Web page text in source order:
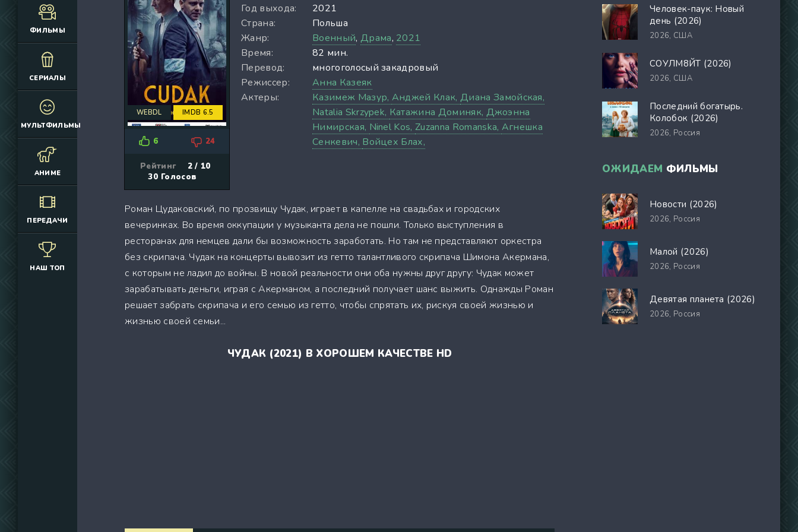
ФИЛЬМЫ
(12925)
(4392)
(6692)
(2645)
(2752)
(2164)
(10686)
(7063)
(3006)
(308)
(4415)
(3222)
(3576)
(576)
(34291)
(39129)
(737)
СЕРИАЛЫ
(3076)
(2166)
(660)
(1830)
(324)
(884)
(12174)
(335)
МУЛЬТФИЛЬМЫ
АНИМЕ
ПЕРЕДАЧИ
НАШ ТОП
WEBDL IMDB 6.5
6 24
Рейтинг
2 / 10
30 Голосов
Год выхода:
2021
Страна:
Польша
Жанр:
Военный, Драма, 2021
Время:
82 мин.
Перевод:
многоголосый закадровый
Режиссер:
Анна Казеяк
Актеры:
Казимеж Мазур, Анджей Клак, Диана Замойская,
Natalia Skrzypek, Катажина Доминяк, Джоэнна
Нимирская, Ninel Kos,Zuzanna Romanska, Агнешка
Сенкевич, Войцех Блах,
Роман Цудаковский, по прозвищу Чудак, играет в капелле на свадьбах и городских
вечеринках. Во время оккупации у музыканта дела не пошли. Только выступления в
ресторанах для немцев дали бы возможность заработать. Но там не представляют оркестра
без скрипача. Чудак на концерты вывозит из гетто талантливого скрипача Шимона Акермана,
с которым не ладил до войны. В новой реальности они оба нужны друг другу: Чудак может
зарабатывать деньги, играя с Акерманом, а последний получает шанс выжить. Однажды Роман
решает забрать скрипача и его семью из гетто, чтобы спрятать их, рискуя своей жизнью и
жизнью своей семьи...
ЧУДАК (2021) В ХОРОШЕМ КАЧЕСТВЕ HD
Человек-паук: Новый
день (2026)
2026, США
СОУЛМ8ЙТ (2026)
2026, США
Последний богатырь.
Колобок (2026)
2026, Россия
ОЖИДАЕМ ФИЛЬМЫ
Новости (2026)
2026, Россия
Малой (2026)
2026, Россия
Девятая планета (2026)
2026, Россия